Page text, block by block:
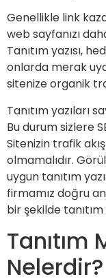
Genellikle link
web sayfanızı
Tanıtım yazısı,
onlarda merak
sitenize organik
Tanıtım yazıları
Bu durum sizlere
Sitenizin trafik
olmamalıdır.
uygun tanıtım
firmamız doğru
bir şekilde
Tanıtım
Nelerdir?